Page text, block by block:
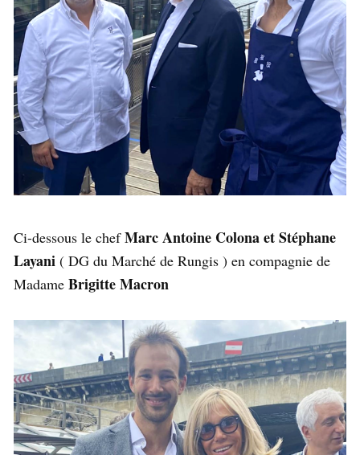
Ci-dessous le chefMarc Antoine Colona et Stéphane
Layani ( DG du Marché de Rungis ) en compagnie de
Madame Brigitte Macron